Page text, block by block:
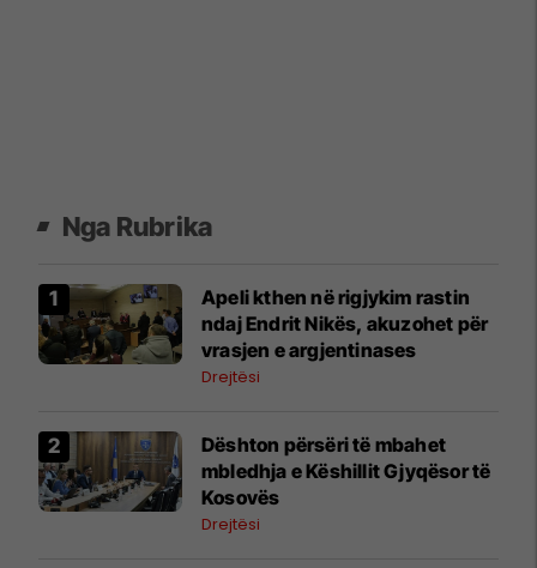
Nga Rubrika
Apeli kthen në rigjykim rastin
ndaj Endrit Nikës, akuzohet për
vrasjen e argjentinases
Drejtësi
​Dështon përsëri të mbahet
mbledhja e Këshillit Gjyqësor të
Kosovës
Drejtësi